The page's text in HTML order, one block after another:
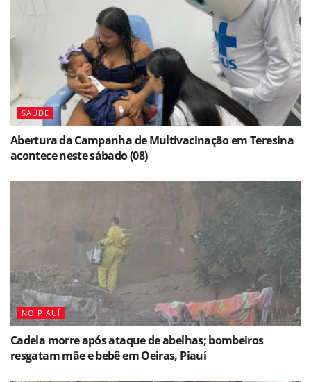
SAÚDE
Abertura da Campanha de Multivacinação em Teresina
acontece neste sábado (08)
NO PIAUÍ
Cadela morre após ataque de abelhas; bombeiros
resgatam mãe e bebê em Oeiras, Piauí